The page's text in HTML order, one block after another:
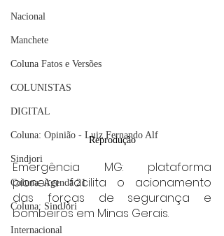
Nacional
Manchete
Coluna Fatos e Versões
COLUNISTAS
DIGITAL
Coluna: Opinião - Luiz Fernando Alf
Sindjori
Coluna: Agenda 21
Coluna: SindJori
Internacional
Reprodução
Emergência MG: plataforma
pioneira facilita o acionamento
das forças de segurança e
bombeiros em Minas Gerais.